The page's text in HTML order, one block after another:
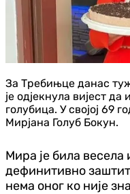
За Требињце данас
је одјекнула вијест
голубица. У својој 69
Мирјана Голуб Бокун.
Мира је била
дефинитивно
нема оног ко није